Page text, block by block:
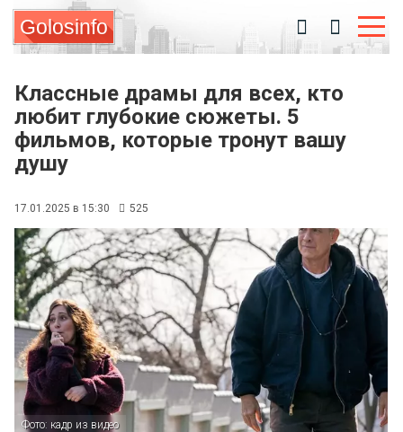
Golosinfo
Классные драмы для всех, кто
любит глубокие сюжеты. 5
фильмов, которые тронут вашу
душу
17.01.2025 в 15:30 525
Фото: кадр из видео